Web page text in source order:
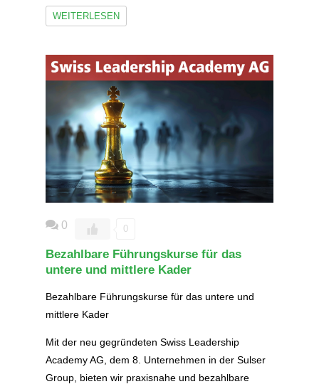
WEITERLESEN
0 0
Bezahlbare Führungskurse für das
untere und mittlere Kader
Bezahlbare Führungskurse für das untere und
mittlere Kader
Mit der neu gegründeten Swiss Leadership
Academy AG, dem 8. Unternehmen in der Sulser
Group, bieten wir praxisnahe und bezahlbare